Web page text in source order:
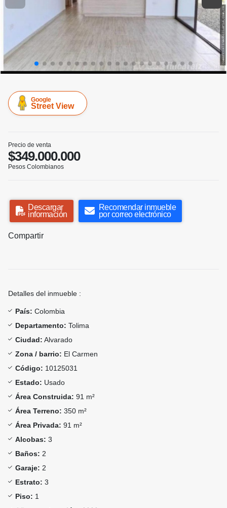
Google
Street View
Precio de venta
$349.000.000
Pesos Colombianos
Descargar
información
Recomendar inmueble
por correo electrónico
Compartir
Detalles del inmueble :
País: Colombia
Departamento: Tolima
Ciudad: Alvarado
Zona / barrio: El Carmen
Código: 10125031
Estado: Usado
Área Construida: 91 m²
Área Terreno: 350 m²
Área Privada: 91 m²
Alcobas: 3
Baños: 2
Garaje: 2
Estrato: 3
Piso: 1